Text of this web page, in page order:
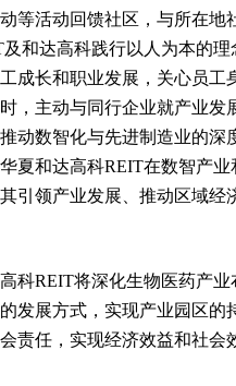
等活动回馈社区，与所在
和达高科践行以人为本的
成长和职业发展，关心员工
，主动与同行企业就产业
动数智化与先进制造业的
夏和达高科REIT在数智产
引领产业发展、推动区域经
科REIT将深化生物医药产
发展方式，实现产业园区的
责任，实现经济效益和社会